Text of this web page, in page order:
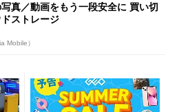
真／動画をもう一段安全に 買い切
ドストレージ
Mobile）